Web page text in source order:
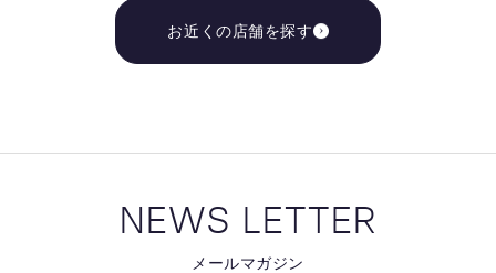
お近くの店舗を探す
NEWS LETTER
メールマガジン